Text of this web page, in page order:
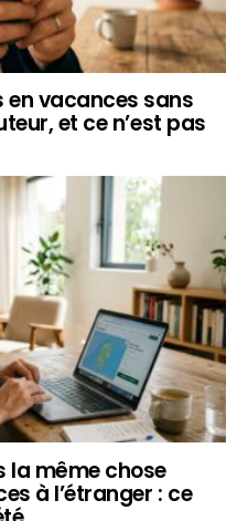
en vacances sans
et ce n’est pas
la même chose
à l’étranger : ce